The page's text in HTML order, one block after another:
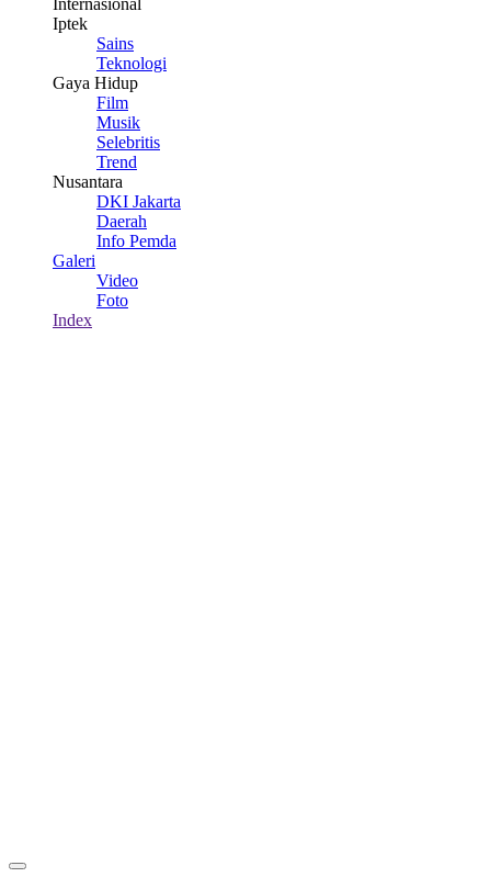
Internasional
Iptek
Sains
Teknologi
Gaya Hidup
Film
Musik
Selebritis
Trend
Nusantara
DKI Jakarta
Daerah
Info Pemda
Galeri
Video
Foto
Index